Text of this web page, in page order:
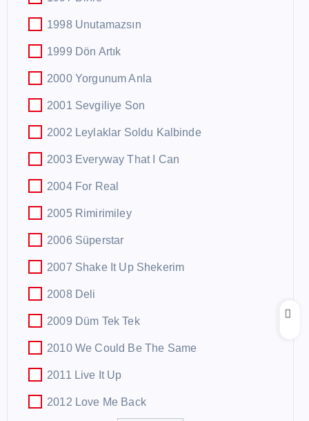
1998 Unutamazsın
1999 Dön Artık
2000 Yorgunum Anla
2001 Sevgiliye Son
2002 Leylaklar Soldu Kalbinde
2003 Everyway That I Can
2004 For Real
2005 Rimirimiley
2006 Süperstar
2007 Shake It Up Shekerim
2008 Deli
2009 Düm Tek Tek
2010 We Could Be The Same
2011 Live It Up
2012 Love Me Back